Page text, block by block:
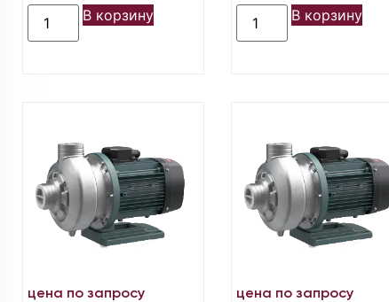
В корзину В корзину
цена по запросу цена по запросу